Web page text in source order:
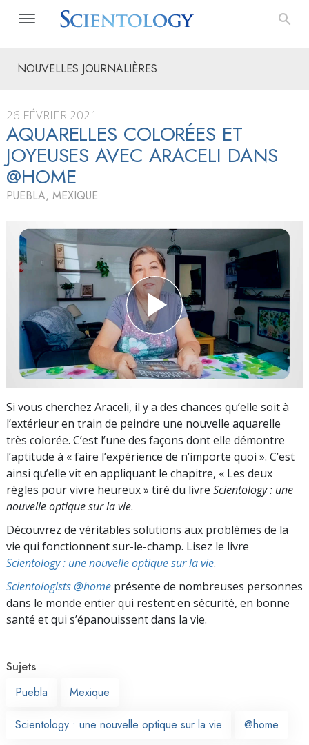
NOUVELLES JOURNALIÈRES
26 FÉVRIER 2021
AQUARELLES COLORÉES ET
JOYEUSES AVEC ARACELI DANS
@HOME
PUEBLA, MEXIQUE
Si vous cherchez Araceli, il y a des chances qu’elle soit à
l’extérieur en train de peindre une nouvelle aquarelle
très colorée. C’est l’une des façons dont elle démontre
l’aptitude à « faire l’expérience de n’importe quoi ». C’est
ainsi qu’elle vit en appliquant le chapitre, « Les deux
règles pour vivre heureux » tiré du livre Scientology : une
nouvelle optique sur la vie.
Découvrez de véritables solutions aux problèmes de la
vie qui fonctionnent sur-le-champ. Lisez le livre
Scientology : une nouvelle optique sur la vie.
Scientologists @home présente de nombreuses personnes
dans le monde entier qui restent en sécurité, en bonne
santé et qui s’épanouissent dans la vie.
Sujets
Puebla
Mexique
Scientology : une nouvelle optique sur la vie @home